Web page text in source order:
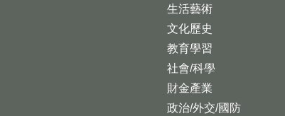
生活藝術
文化歷史
教育學習
社會/科學
財金產業
政治/外交/國防